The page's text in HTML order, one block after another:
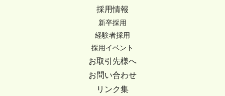
採用情報
新卒採用
経験者採用
採用イベント
お取引先様へ
お問い合わせ
リンク集